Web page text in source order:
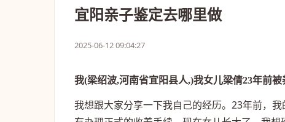
宜阳亲子鉴定去哪里做
2025-06-12 09:04:27
我(梁绍波,河南省宜阳县人,)我女儿梁倩23年前
我想跟大家分享一下我自己的经历。23年前，